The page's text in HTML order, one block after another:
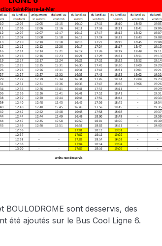
BOULODROME sont desservis, des
été ajoutés sur le Bus Cool Ligne 6.